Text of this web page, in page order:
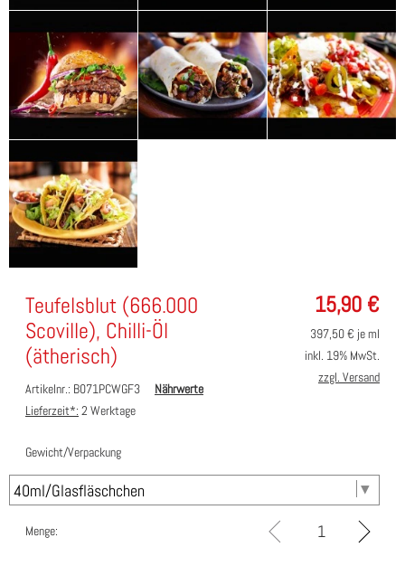
15,90 €
Teufelsblut (666.000
Scoville), Chilli-Öl
(ätherisch)
Artikelnr.: B071PCWGF3
Nährwerte
Lieferzeit*: 2 Werktage
397,50€ je ml
inkl. 19% MwSt.
zzgl. Versand
Gewicht/Verpackung
Menge: